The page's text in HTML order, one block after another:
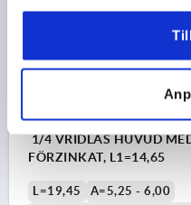
1/4 VRIDLÅS HUVUD
FÖRZINKAT, L1=14,65
L=19,45
A=5,25 - 6,00